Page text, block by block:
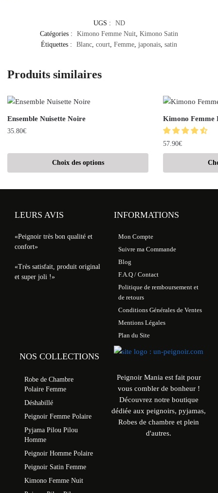
UGS :
ND
Catégories :
Kimono Femme Nuit Kimono Satin
Étiquettes :
Blanc court Femme japonais satin
Produits similaires
Ensemble Nuisette Noire
35.80€
Choix des options
Kimono Femme
57.90€
LEURS AVIS
«Peignoir très bon qualité et
confort»
«Très satisfait, produit original
et super joli !»
INFORMATIONS
Mon Compte
Suivre ma Commande
Blog
F.A.Q / Contact
Politique de remboursement et
de retours
Conditions Générales de Ventes
Mentions Légales
Plan du Site
NOS COLLECTIONS
Robe de Chambre
Polaire Femme
Déshabillé
Peignoir Femme Polaire
Pyjama Pilou Pilou
Homme
Peignoir Homme Polaire
Peignoir Satin Femme
Kimono Femme Nuit
Peignoir Mania est fait pour
vous combler de bonheur !
Découvrez notre boutique
dédiée aux peignoirs, pyjamas,
Robes de chambre et plein
d'autres.